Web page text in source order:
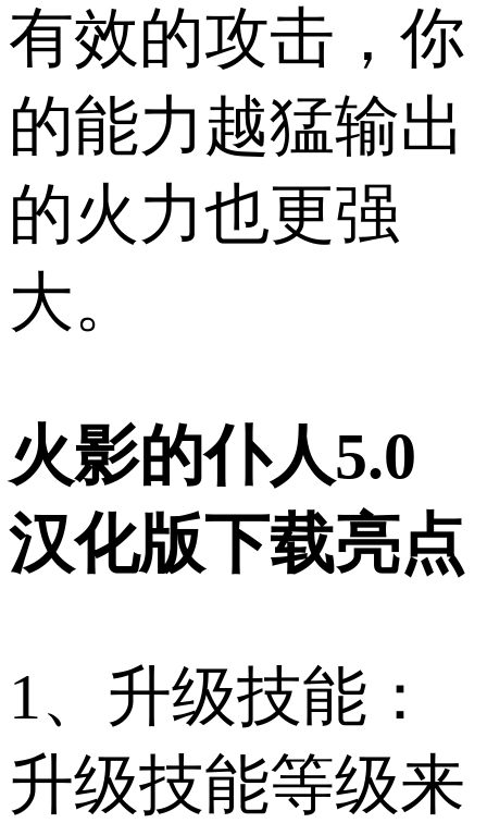
有效的攻击，你
的能力越猛输出
的火力也更强
大。
火影的仆人5.0
汉化版下载亮点
1、升级技能：
升级技能等级来